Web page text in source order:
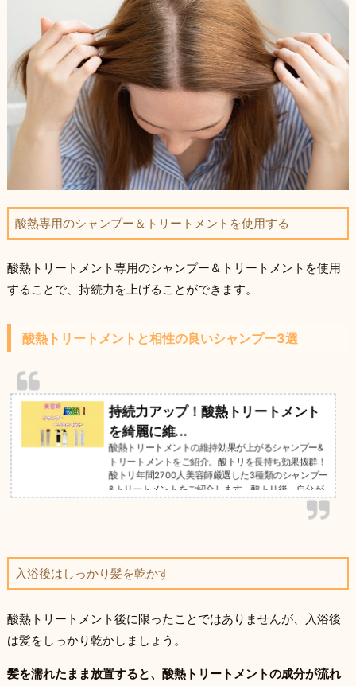
酸熱専用のシャンプー＆トリートメントを使用する
酸熱トリートメント専用のシャンプー＆トリートメントを使用
することで、持続力を上げることができます。
酸熱トリートメントと相性の良いシャンプー3選
持続力アップ！酸熱トリートメント
を綺麗に維...
酸熱トリートメントの維持効果が上がるシャンプー&
トリートメントをご紹介。酸トリを長持ち効果抜群！
酸トリ年間2700人美容師厳選した3種類のシャンプー
&トリートメントをご紹介します。酸トリ後、自分が
どのシャンプーを使えばよいのか分かる内容となって
入浴後はしっかり髪を乾かす
酸熱トリートメント後に限ったことではありませんが、入浴後
は髪をしっかり乾かしましょう。
髪を濡れたまま放置すると、酸熱トリートメントの成分が流れ